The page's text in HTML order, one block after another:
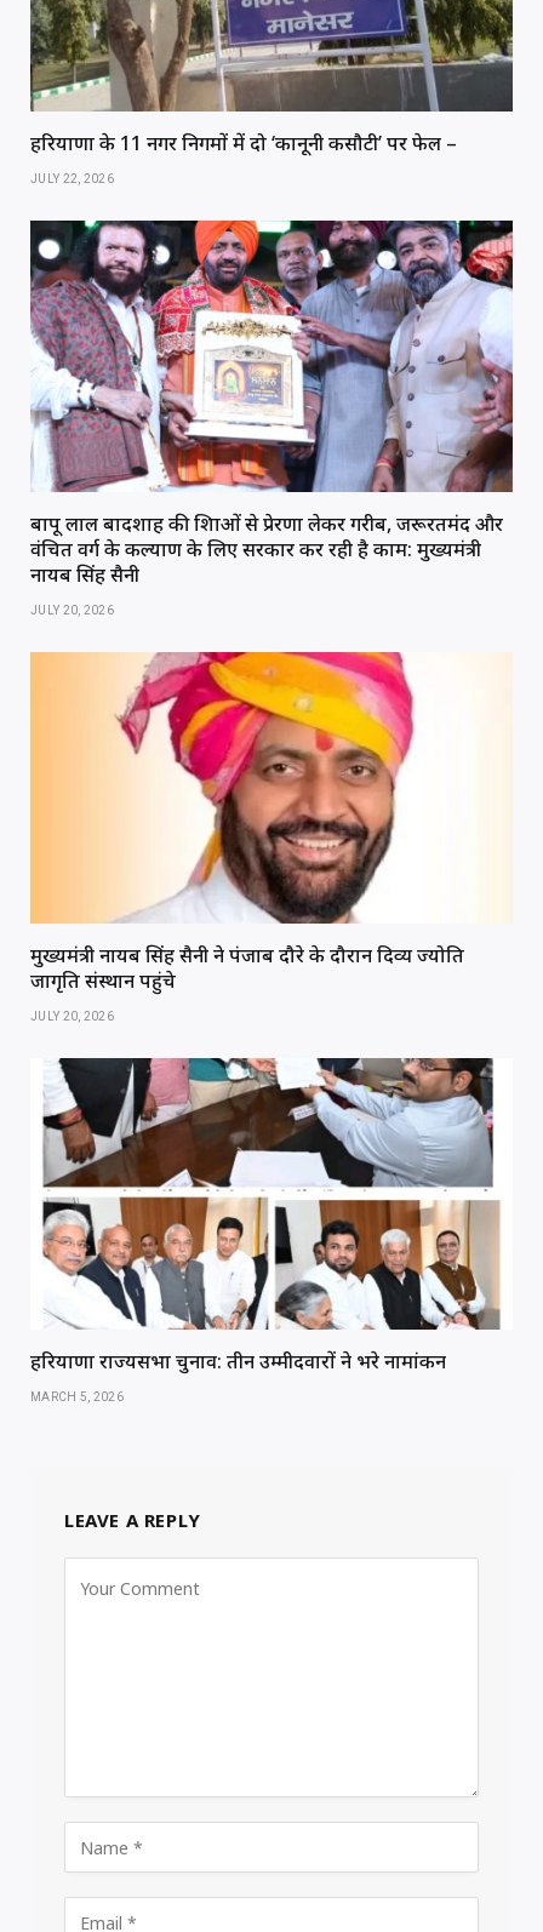
हरियाणा के 11 नगर निगमों में दो ‘कानूनी कसौटी’ पर फेल –
JULY 22, 2026
बापू लाल बादशाह की शिक्षाओं से प्रेरणा लेकर गरीब, जरूरतमंद और
वंचित वर्ग के कल्याण के लिए सरकार कर रही है काम: मुख्यमंत्री
नायब सिंह सैनी
JULY 20, 2026
मुख्यमंत्री नायब सिंह सैनी ने पंजाब दौरे के दौरान दिव्य ज्योति
जागृति संस्थान पहुंचे
JULY 20, 2026
हरियाणा राज्यसभा चुनाव: तीन उम्मीदवारों ने भरे नामांकन
MARCH 5, 2026
LEAVE A REPLY